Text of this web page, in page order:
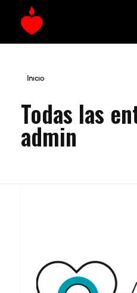
La Fe Digital
Inicio
Todas las
admin